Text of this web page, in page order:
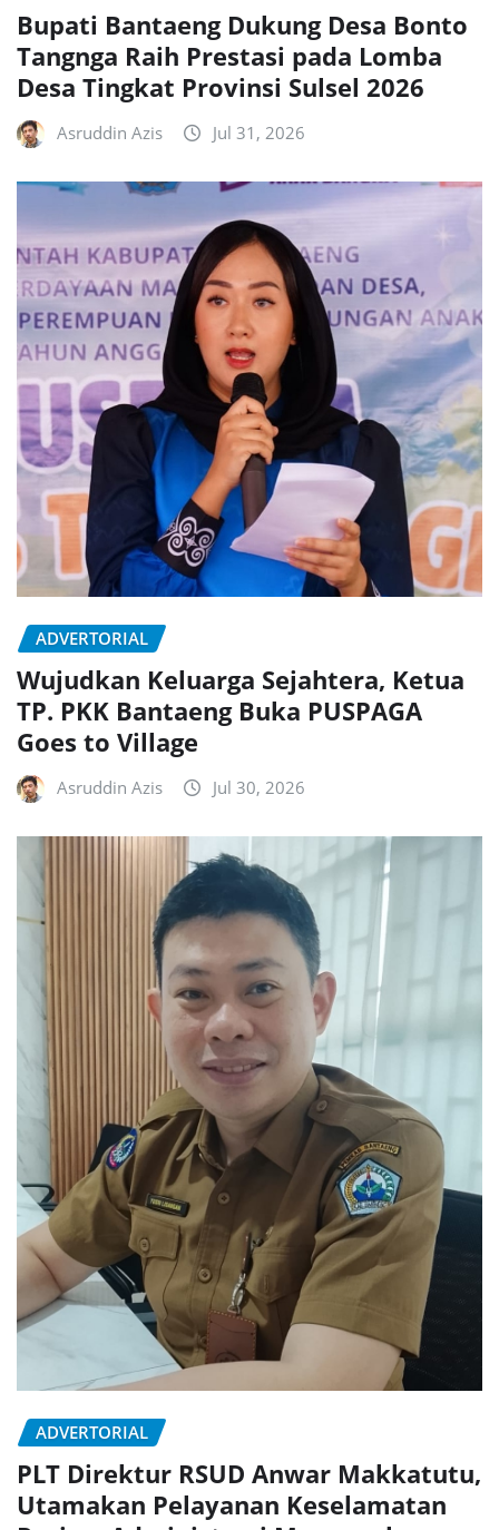
Bupati Bantaeng Dukung Desa Bonto
Tangnga Raih Prestasi pada Lomba
Desa Tingkat Provinsi Sulsel 2026
Asruddin Azis Jul 31, 2026
ADVERTORIAL
Wujudkan Keluarga Sejahtera, Ketua
TP. PKK Bantaeng Buka PUSPAGA
Goes to Village
Asruddin Azis Jul 30, 2026
ADVERTORIAL
PLT Direktur RSUD Anwar Makkatutu,
Utamakan Pelayanan Keselamatan